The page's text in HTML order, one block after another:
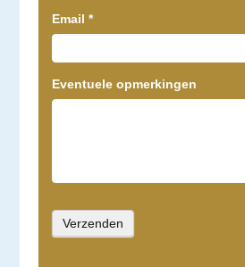
Email *
Eventuele opmerkingen